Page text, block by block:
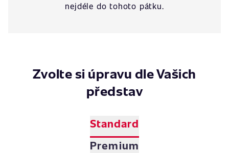
nejdéle do tohoto pátku.
Zvolte si úpravu dle Vašich
představ
Standard
Premium